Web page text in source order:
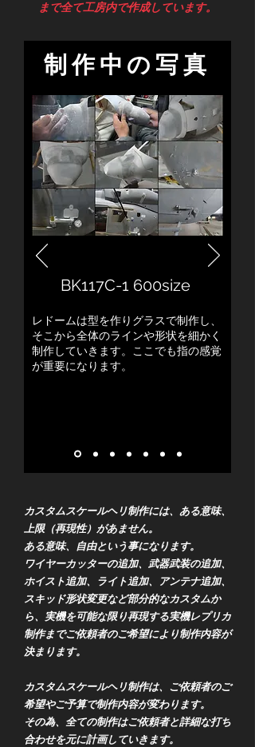
まで全て工房内で作成しています。
​制作中の写真
BK117C-1 600size
​レドームは型を作りグラスで制作し、
そこから全体のラインや形状を細かく
制作していきます。ここでも指の感覚
が重要になります。
カスタムスケールヘリ制作には、ある意味、
上限（再現性）があません。
ある意味、自由という事になります。
ワイヤーカッターの追加、武器武装の追加、
ホイスト追加、ライト追加、アンテナ追加、
スキッド形状変更など部分的なカスタムか
ら、実機を可能な限り再現する実機レプリカ
制作までご依頼者のご希望により制作内容が
決まります。
カスタムスケールヘリ制作は、ご依頼者のご
希望やご予算で制作内容が変わります。
その為、全ての制作はご依頼者と詳細な打ち
合わせを元に計画していきます。